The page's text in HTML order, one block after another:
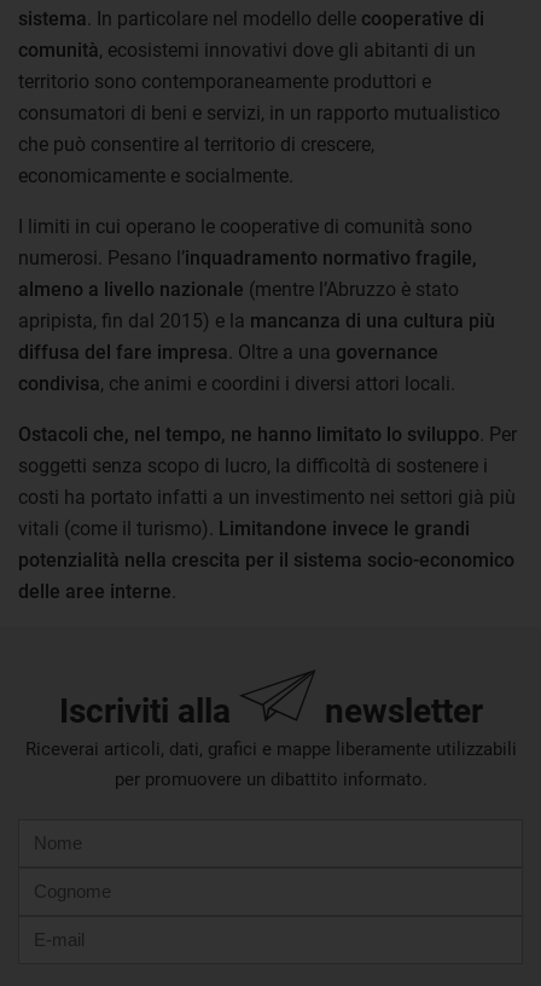
sistema . In particolare nel modello delle cooperative di
comunità, ecosistemi innovativi dove gli abitanti di un
territorio sono contemporaneamente produttori e
consumatori di beni e servizi, in un rapporto mutualistico
che può consentire al territorio di crescere,
economicamente e socialmente.
I limiti in cui operano le cooperative di comunità sono
numerosi. Pesano l’inquadramento normativo fragile,
almeno a livello nazionale (mentre l’Abruzzo è stato
apripista, fin dal 2015) e la mancanza di una cultura più
diffusa del fare impresa . Oltre a una governance
condivisa, che animi e coordini i diversi attori locali.
Ostacoli che, nel tempo, ne hanno limitato lo sviluppo . Per
soggetti senza scopo di lucro, la difficoltà di sostenere i
costi ha portato infatti a un investimento nei settori già più
vitali (come il turismo). Limitandone invece le grandi
potenzialità nella crescita per il sistema socio-economico
delle aree interne
Iscriviti alla newsletter
Riceverai articoli, dati, grafici e mappe liberamente utilizzabili
per promuovere un dibattito informato.
mail